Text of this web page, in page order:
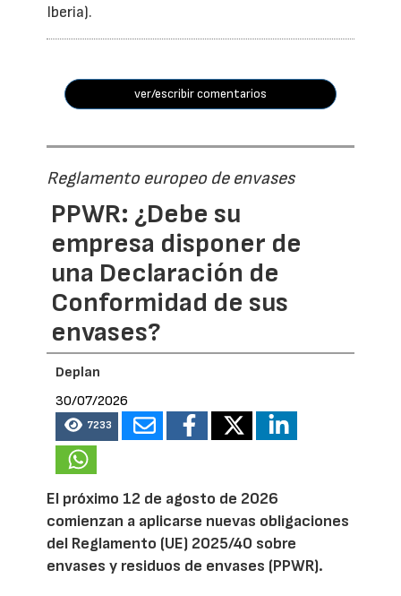
Iberia).
ver/escribir comentarios
Reglamento europeo de envases
PPWR: ¿Debe su
empresa disponer de
una Declaración de
Conformidad de sus
envases?
Deplan
30/07/2026
7233
El próximo 12 de agosto de 2026
comienzan a aplicarse nuevas obligaciones
del Reglamento (UE) 2025/40 sobre
envases y residuos de envases (PPWR).